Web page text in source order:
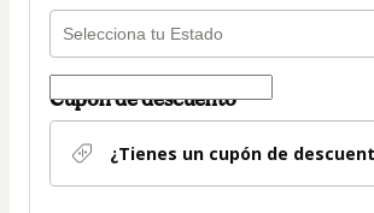
Cupón de descuento
¿Tienes un cupón de